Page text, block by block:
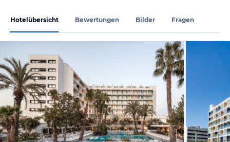
Hotelübersicht Bewertungen Bilder Fragen
vom